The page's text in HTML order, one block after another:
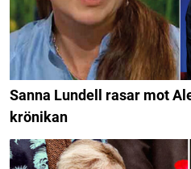
Sanna Lundell rasar mot
krönikan